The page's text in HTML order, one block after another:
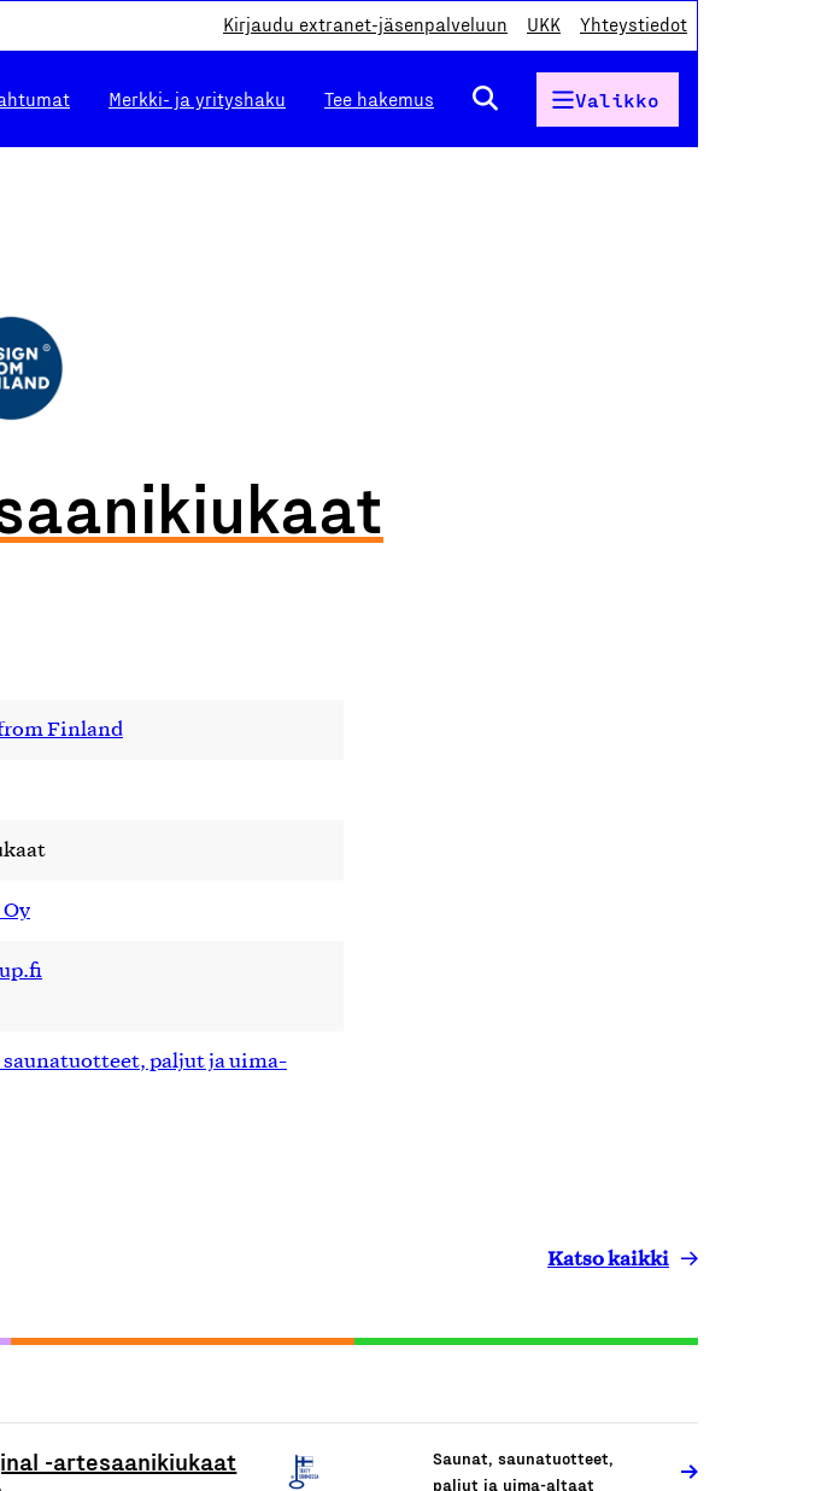
Kirjaudu extranet-jäsenpalveluun UKK Yhteystiedot
Merkki- ja yrityshaku Tee hakemus Valikko
Finland
Oy
saunatuotteet, paljut ja uima-
Katso kaikki
-artesaanikiukaat
Saunat, saunatuotteet,
paljut ja uima-altaat